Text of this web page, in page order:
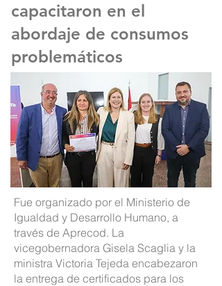
capacitaron en el
abordaje de consumos
problemáticos
Fue organizado por el Ministerio de
Igualdad y Desarrollo Humano, a
través de Aprecod. La
vicegobernadora Gisela Scaglia y la
ministra Victoria Tejeda encabezaron
la entrega de certificados para los